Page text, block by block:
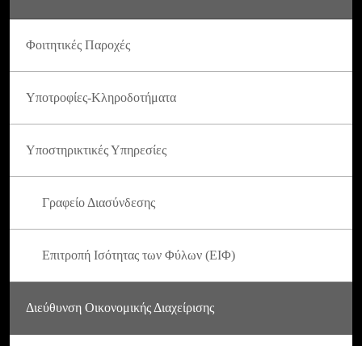
Φοιτητικές Παροχές
Υποτροφίες-Κληροδοτήματα
Υποστηρικτικές Υπηρεσίες
Γραφείο Διασύνδεσης
Επιτροπή Ισότητας των Φύλων (ΕΙΦ)
Διεύθυνση Οικονομικής Διαχείρισης